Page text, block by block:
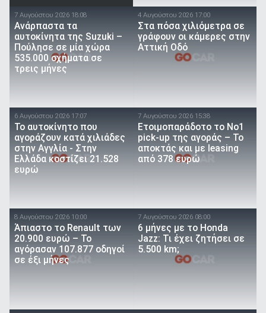
7 Αυγούστου 2026 18:08
Ανάρπαστα τα
αυτοκίνητα της Suzuki –
Πούλησε σε μία χώρα
535.000 οχήματα σε
τρεις μήνες
4 Αυγούστου 2026 17:00
Στα πόσα χιλιόμετρα σε
γράφουν οι κάμερες στην
Αττική Οδό
6 Αυγούστου 2026 17:07
To αυτοκίνητο που
αγοράζουν κατά χιλιάδες
στην Αγγλία - Στην
Ελλάδα κοστίζει 21.528
ευρώ
7 Αυγούστου 2026 15:38
Ετοιμοπαράδοτο το Νο1
pick-up της αγοράς – Το
αποκτάς και με leasing
από 378 ευρώ
8 Αυγούστου 2026 10:00
Άπιαστο το Renault των
20.900 ευρώ – Το
αγόρασαν 107.877 οδηγοί
σε έξι μήνες
7 Αυγούστου 2026 08:00
6 μήνες με το Honda
Jazz: Τι έχει ζητήσει σε
5.500 km;